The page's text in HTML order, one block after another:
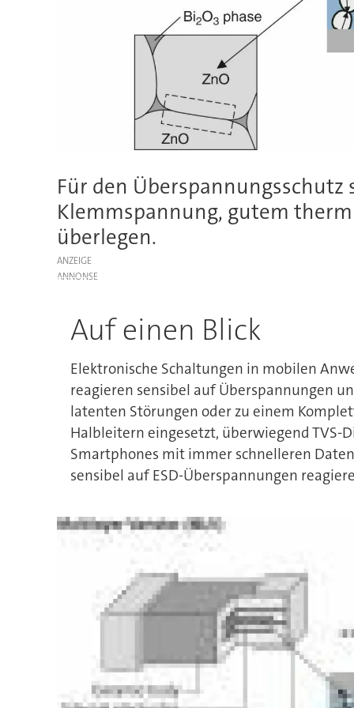
Für den
Klemmspannung, gutem
überlegen.
ANZEIGE
Auf einen Blick
Elektronische Schaltungen in mobilen
reagieren sensibel auf Überspannungen
latenten Störungen oder zu einem
Halbleitern eingesetzt, überwiegend TVS-
Smartphones mit immer schnelleren
sensibel auf ESD-Überspannungen